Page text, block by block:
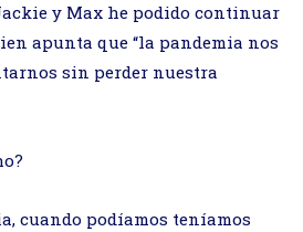
y Max he podido continuar
apunta que “la pandemia nos
sin perder nuestra
cuando podíamos teníamos